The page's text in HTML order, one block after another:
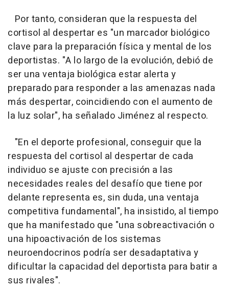
Por tanto, consideran que la respuesta del
cortisol al despertar es "un marcador biológico
clave para la preparación física y mental de los
deportistas. "A lo largo de la evolución, debió de
ser una ventaja biológica estar alerta y
preparado para responder a las amenazas nada
más despertar, coincidiendo con el aumento de
la luz solar", ha señalado Jiménez al respecto.
"En el deporte profesional, conseguir que la
respuesta del cortisol al despertar de cada
individuo se ajuste con precisión a las
necesidades reales del desafío que tiene por
delante representa es, sin duda, una ventaja
competitiva fundamental", ha insistido, al tiempo
que ha manifestado que "una sobreactivación o
una hipoactivación de los sistemas
neuroendocrinos podría ser desadaptativa y
dificultar la capacidad del deportista para batir a
sus rivales".